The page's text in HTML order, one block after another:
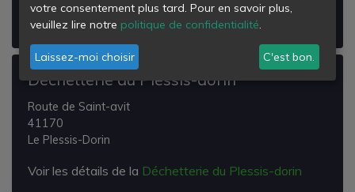
Voir les détails de laDéchetterie de Droue
Déchetterie du Plessis-dorin
Route de Saint-avit
41170
Le Plessis-Dorin
Voir les détails de la Déchetterie du Plessis-dorin
votre consentement plus tard. Pour en savoir plus,
veuillez lire notre politique de confidentialité.
Laissez-moi choisir C'est bon.